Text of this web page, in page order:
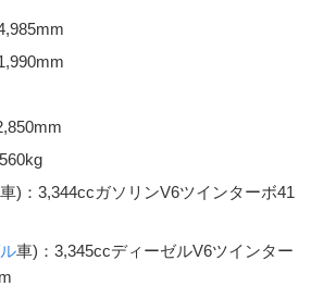
)：3,344ccガソリンV6ツインターボ41
車)：3,345ccディーゼルV6ツインター